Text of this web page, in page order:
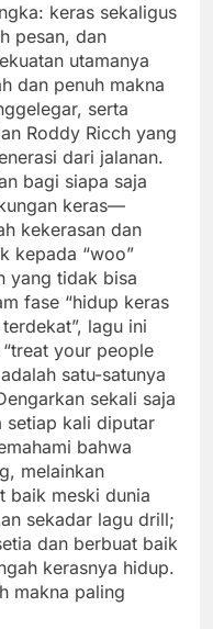
keras sekaligus
pesan, dan
utamanya
dan penuh makna
serta
Roddy Ricch yang
dari jalanan.
bagi siapa saja
keras—
kekerasan dan
kepada “woo”
yang tidak bisa
fase “hidup keras
lagu ini
your people
satu-satunya
sekali saja
kali diputar
bahwa
melainkan
baik meski dunia
sekadar lagu drill;
dan berbuat baik
kerasnya hidup.
makna paling